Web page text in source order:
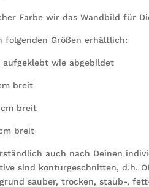
Farbe wir das Wandbild für
folgenden Größen erhältlich:
aufgeklebt wie abgebildet
breit
breit
breit
auch nach Deinen
sind konturgeschnitten, d.h.
sauber, trocken, staub-,